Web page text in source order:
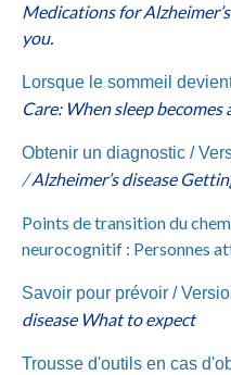
Medications for
you.
Lorsque le sommeil
Care: When sleep
Obtenir un diagnostic /
/Alzheimer’s disease
Points de transition du
neurocognitif : Personnes
Savoir pour prévoir /
disease What to expect
Trousse d'outils en cas